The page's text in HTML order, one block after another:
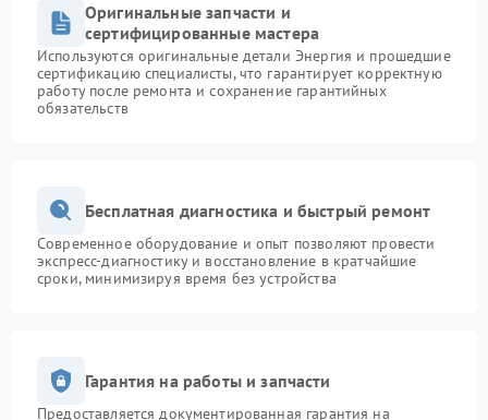
Оригинальные запчасти и
сертифицированные мастера
Используются оригинальные детали Энергия и прошедшие
сертификацию специалисты, что гарантирует корректную
работу после ремонта и сохранение гарантийных
обязательств
Бесплатная диагностика и быстрый ремонт
Современное оборудование и опыт позволяют провести
экспресс-диагностику и восстановление в кратчайшие
сроки, минимизируя время без устройства
Гарантия на работы и запчасти
Предоставляется документированная гарантия на